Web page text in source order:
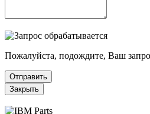
Пожалуйста, подождите, Ваш
Отправить
Закрыть